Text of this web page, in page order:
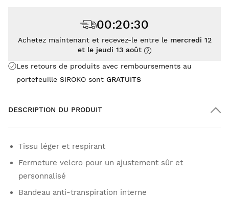
Les retours de produits avec remboursements au
portefeuille SIROKO sont GRATUITS
00:20:30
Achetez maintenant et recevez-le entre le mercredi 12
et le jeudi 13 août
DESCRIPTION DU PRODUIT
Tissu léger et respirant
Fermeture velcro pour un ajustement sûr et
personnalisé
Bandeau anti-transpiration interne